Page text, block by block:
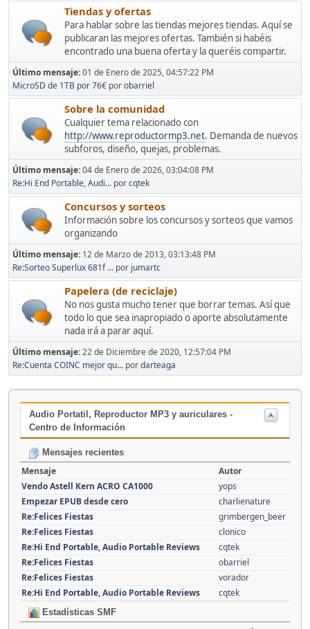
Tiendas y ofertas
Para hablar sobre las tiendas mejores tiendas. Aquí se
publicaran las mejores ofertas. También si habéis
encontrado una buena oferta y la queréis compartir.
Último mensaje:01 de Enero de 2025, 04:57:22 PM
MicroSD de 1TB por 76€ porobarriel
Sobre la comunidad
Cualquier tema relacionado con
http://www.reproductormp3.net. Demanda de nuevos
subforos, diseño, quejas, problemas.
Último mensaje:04 de Enero de 2026, 03:04:08 PM
Re:Hi End Portable, Audi... porcqtek
Concursos y sorteos
Información sobre los concursos y sorteos que vamos
organizando
Último mensaje: 12 de Marzo de 2013, 03:13:48 PM
Re:Sorteo Superlux 681f ... por jumartc
Papelera (de reciclaje)
No nos gusta mucho tener que borrar temas. Así que
todo lo que sea inapropiado o aporte absolutamente
nada irá a parar aquí.
Último mensaje:22 de Diciembre de 2020, 12:57:04 PM
Re:Cuenta COINC mejor qu... pordarteaga
Audio Portatil, Reproductor MP3 y auriculares -
Centro de Información
Mensajes recientes
Mensaje
Autor
Vendo Astell Kern ACRO CA1000
yops
Empezar EPUB desde cero
charlienature
Re:Felices Fiestas
grimbergen_beer
Re:Felices Fiestas
clonico
Re:Hi End Portable, Audio Portable Reviews
cqtek
Re:Felices Fiestas
obarriel
Re:Felices Fiestas
vorador
Re:Hi End Portable, Audio Portable Reviews
cqtek
Estadísticas SMF